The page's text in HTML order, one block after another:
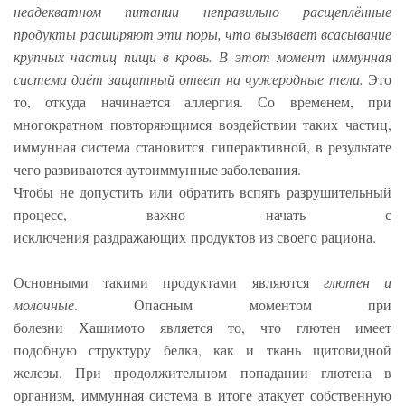
неадекватном питании неправильно расщеплённые
продукты расширяют эти поры, что вызывает всасывание
крупных частиц пищи в кровь. В этот момент иммунная
система даёт защитный ответ на чужеродные тела. Это
то, откуда начинается аллергия. Со временем, при
многократном повторяющимся воздействии таких частиц,
иммунная система становится гиперактивной, в результате
чего развиваются аутоиммунные заболевания.
Чтобы не допустить или обратить вспять разрушительный
процесс, важно начать с
исключения раздражающих продуктов из своего рациона.
Основными такими продуктами являются глютен и
молочные. Опасным моментом при
болезни Хашимото является то, что глютен имеет
подобную структуру белка, как и ткань щитовидной
железы. При продолжительном попадании глютена в
организм, иммунная система в итоге атакует собственную